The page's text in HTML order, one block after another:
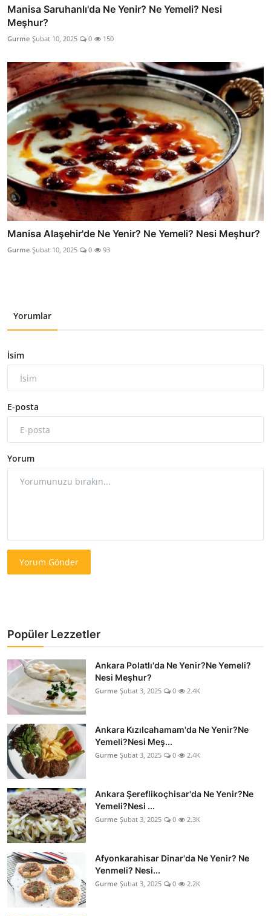
Manisa Saruhanlı'da Ne Yenir? Ne Yemeli? Nesi
Meşhur?
Gurme Şubat 10, 2025 0 150
Manisa Alaşehir'de Ne Yenir? Ne Yemeli? Nesi Meşhur?
Gurme Şubat 10, 2025 0 93
Yorumlar
İsim
E-posta
Yorum
Yorum Gönder
Popüler Lezzetler
Ankara Polatlı'da Ne Yenir?Ne Yemeli?
Nesi Meşhur?
Gurme Şubat 3, 2025 0 2.4K
Ankara Kızılcahamam'da Ne Yenir?Ne
Yemeli?Nesi Meş...
Gurme Şubat 3, 2025 0 2.4K
Ankara Şereflikoçhisar'da Ne Yenir?Ne
Yemeli?Nesi ...
Gurme Şubat 3, 2025 0 2.3K
Afyonkarahisar Dinar'da Ne Yenir? Ne
Yenmeli? Nesi...
Gurme Şubat 3, 2025 0 2.2K